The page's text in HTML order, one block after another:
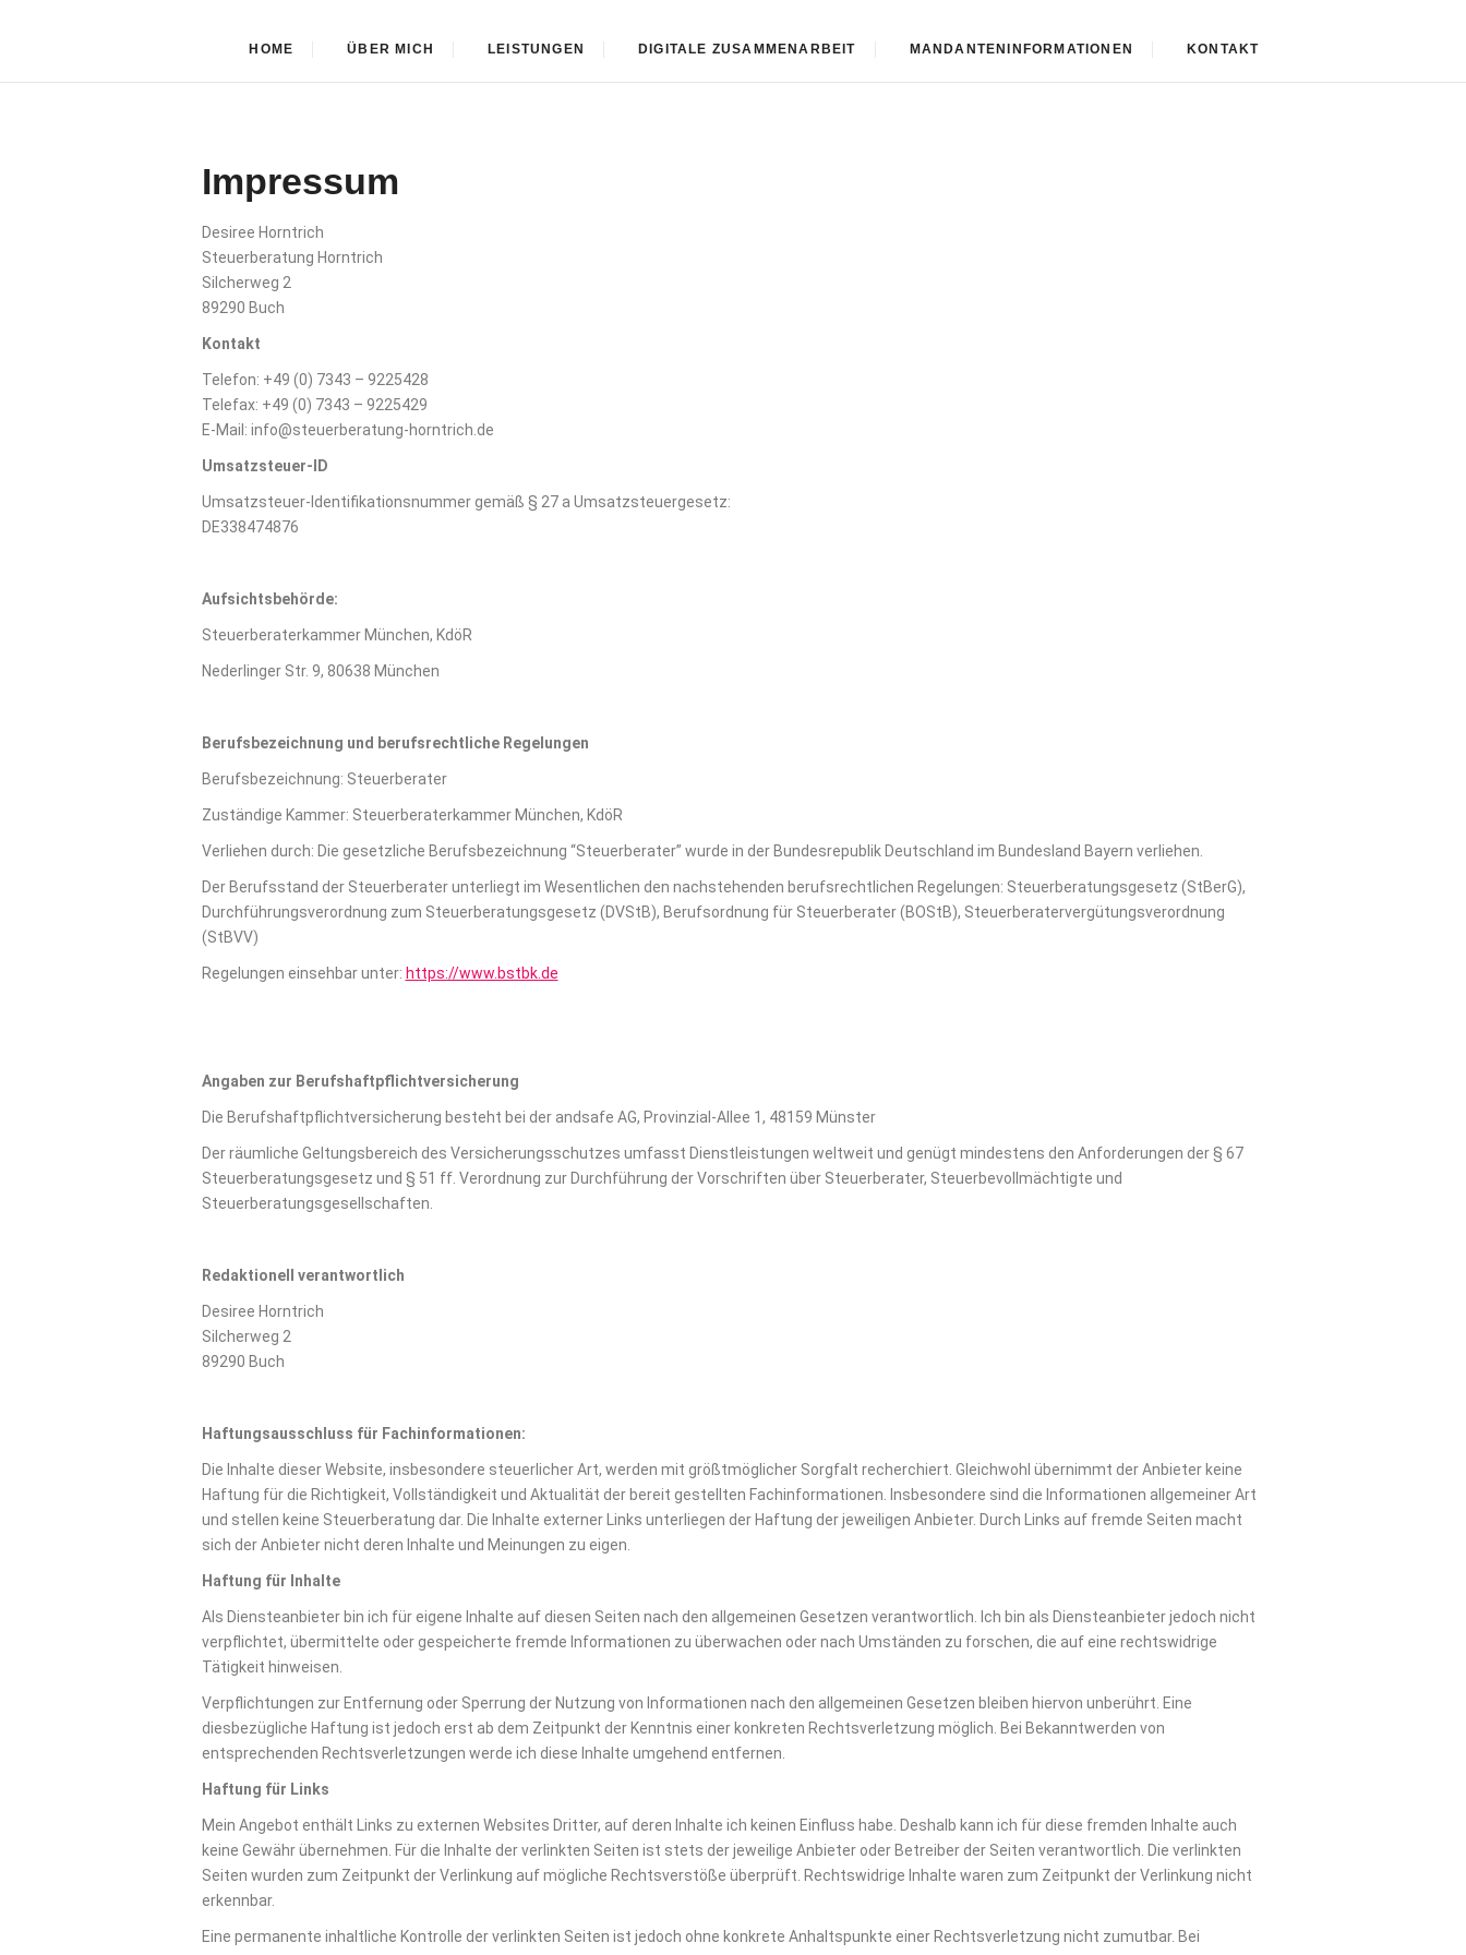
Steuerberatung Horntrich
HOME ÜBER MICH LEISTUNGEN DIGITALE ZUSAMMENARBEIT MANDANTENINFORMATIONEN KONTAKT
Impressum
Desiree Horntrich
Steuerberatung Horntrich
Silcherweg 2
89290 Buch
Kontakt
Telefon: +49 (0) 7343 – 9225428
Telefax: +49 (0) 7343 – 9225429
E-Mail: info@steuerberatung-horntrich.de
Umsatzsteuer-ID
Umsatzsteuer-Identifikationsnummer gemäß § 27 a Umsatzsteuergesetz:
DE338474876
Aufsichtsbehörde:
Steuerberaterkammer München, KdöR
Nederlinger Str. 9, 80638 München
Berufsbezeichnung und berufsrechtliche Regelungen
Berufsbezeichnung: Steuerberater
Zuständige Kammer: Steuerberaterkammer München, KdöR
Verliehen durch: Die gesetzliche Berufsbezeichnung “Steuerberater” wurde in der Bundesrepublik Deutschland im Bundesland Bayern verliehen.
Der Berufsstand der Steuerberater unterliegt im Wesentlichen den nachstehenden berufsrechtlichen Regelungen: Steuerberatungsgesetz (StBerG),
Durchführungsverordnung zum Steuerberatungsgesetz (DVStB), Berufsordnung für Steuerberater (BOStB), Steuerberatervergütungsverordnung
(StBVV)
Regelungen einsehbar unter: https://www.bstbk.de
Angaben zur Berufs­haftpflicht­versicherung
Die Berufshaftpflichtversicherung besteht bei der andsafe AG, Provinzial-Allee 1, 48159 Münster
Der räumliche Geltungsbereich des Versicherungsschutzes umfasst Dienstleistungen weltweit und genügt mindestens den Anforderungen der § 67
Steuerberatungsgesetz und § 51 ff. Verordnung zur Durchführung der Vorschriften über Steuerberater, Steuerbevollmächtigte und
Steuerberatungsgesellschaften.
Redaktionell verantwortlich
Desiree Horntrich
Silcherweg 2
89290 Buch
Haftungsausschluss für Fachinformationen:
Die Inhalte dieser Website, insbesondere steuerlicher Art, werden mit größtmöglicher Sorgfalt recherchiert. Gleichwohl übernimmt der Anbieter keine
Haftung für die Richtigkeit, Vollständigkeit und Aktualität der bereit gestellten Fachinformationen. Insbesondere sind die Informationen allgemeiner Art
und stellen keine Steuerberatung dar. Die Inhalte externer Links unterliegen der Haftung der jeweiligen Anbieter. Durch Links auf fremde Seiten macht
sich der Anbieter nicht deren Inhalte und Meinungen zu eigen.
Haftung für Inhalte
Als Diensteanbieter bin ich für eigene Inhalte auf diesen Seiten nach den allgemeinen Gesetzen verantwortlich. Ich bin als Diensteanbieter jedoch nicht
verpflichtet, übermittelte oder gespeicherte fremde Informationen zu überwachen oder nach Umständen zu forschen, die auf eine rechtswidrige
Tätigkeit hinweisen.
Verpflichtungen zur Entfernung oder Sperrung der Nutzung von Informationen nach den allgemeinen Gesetzen bleiben hiervon unberührt. Eine
diesbezügliche Haftung ist jedoch erst ab dem Zeitpunkt der Kenntnis einer konkreten Rechtsverletzung möglich. Bei Bekanntwerden von
entsprechenden Rechtsverletzungen werde ich diese Inhalte umgehend entfernen.
Haftung für Links
Mein Angebot enthält Links zu externen Websites Dritter, auf deren Inhalte ich keinen Einfluss habe. Deshalb kann ich für diese fremden Inhalte auch
keine Gewähr übernehmen. Für die Inhalte der verlinkten Seiten ist stets der jeweilige Anbieter oder Betreiber der Seiten verantwortlich. Die verlinkten
Seiten wurden zum Zeitpunkt der Verlinkung auf mögliche Rechtsverstöße überprüft. Rechtswidrige Inhalte waren zum Zeitpunkt der Verlinkung nicht
erkennbar.
Eine permanente inhaltliche Kontrolle der verlinkten Seiten ist jedoch ohne konkrete Anhaltspunkte einer Rechtsverletzung nicht zumutbar. Bei